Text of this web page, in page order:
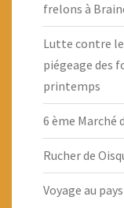
frelons à
Lutte contre
piégeage des
printemps
6 ème Marché
Rucher de
Voyage au